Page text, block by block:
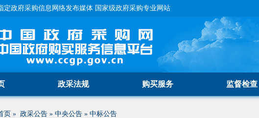
定政府采购信息网络发布媒体 国家级政府采购专业网站
政采法规 购买服务 监督检查
页 » 政采公告 » 中央公告 » 中标公告